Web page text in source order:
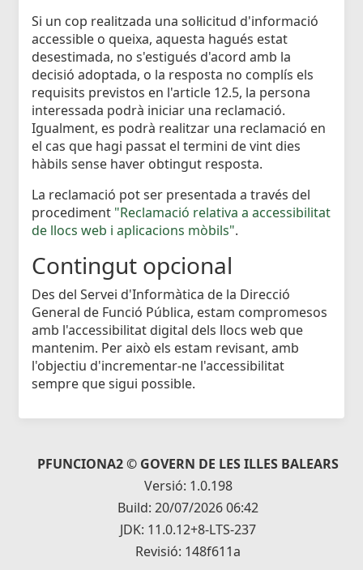
Si un cop realitzada una sol·licitud d'informació
accessible o queixa, aquesta hagués estat
desestimada, no s'estigués d'acord amb la
decisió adoptada, o la resposta no complís els
requisits previstos en l'article 12.5, la persona
interessada podrà iniciar una reclamació.
Igualment, es podrà realitzar una reclamació en
el cas que hagi passat el termini de vint dies
hàbils sense haver obtingut resposta.
La reclamació pot ser presentada a través del
procediment "Reclamació relativa a accessibilitat
de llocs web i aplicacions mòbils".
Contingut opcional
Des del Servei d'Informàtica de la Direcció
General de Funció Pública, estam compromesos
amb l'accessibilitat digital dels llocs web que
mantenim. Per això els estam revisant, amb
l'objectiu d'incrementar-ne l'accessibilitat
sempre que sigui possible.
PFUNCIONA2 © GOVERN DE LES ILLES BALEARS
Versió: 1.0.198
Build: 20/07/2026 06:42
JDK: 11.0.12+8-LTS-237
Revisió: 148f611a